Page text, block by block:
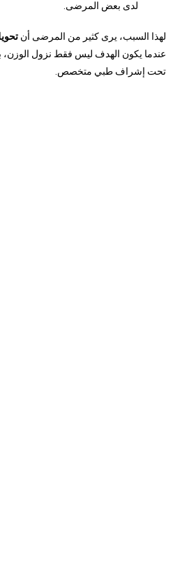
لدى بعض المرضى.
لهذا السبب، يرى كثير من المرضى أن
عندما يكون الهدف ليس فقط نزول الوزن،
تحت إشراف طبي متخصص.